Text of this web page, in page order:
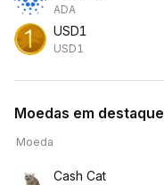
ADA
USD1
USD1
Moedas em destaque
Moeda
Cash Cat